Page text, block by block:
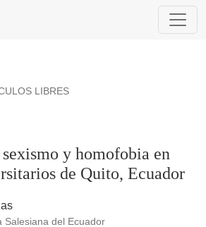
y homofobia en docentes
LIBRES
y homofobia en
de Quito, Ecuador
Salesiana del Ecuador